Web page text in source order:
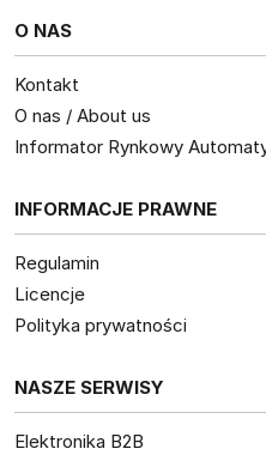
O NAS
Kontakt
O nas / About us
Informator Rynkowy
INFORMACJE PRAWNE
Regulamin
Licencje
Polityka prywatności
NASZE SERWISY
Elektronika B2B